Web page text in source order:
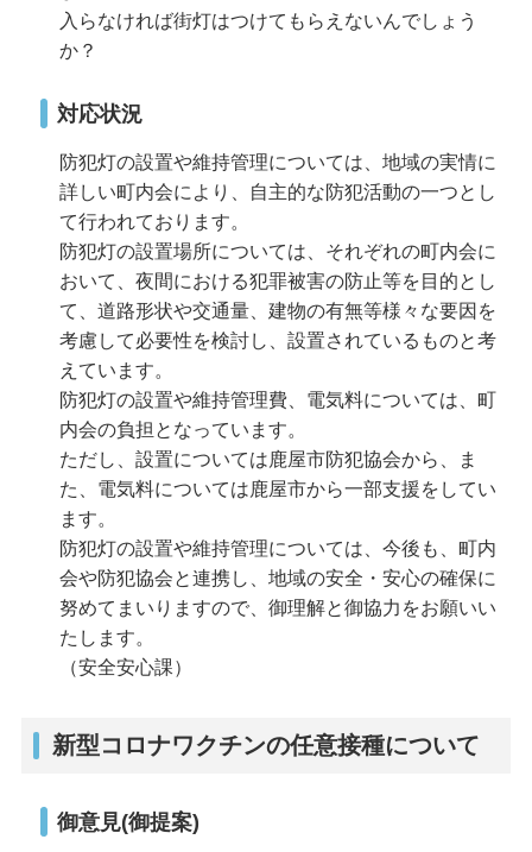
入らなければ街灯はつけてもらえないんでしょう
か？
対応状況
防犯灯の設置や維持管理については、地域の実情に
詳しい町内会により、自主的な防犯活動の一つとし
て行われております。
防犯灯の設置場所については、それぞれの町内会に
おいて、夜間における犯罪被害の防止等を目的とし
て、道路形状や交通量、建物の有無等様々な要因を
考慮して必要性を検討し、設置されているものと考
えています。
防犯灯の設置や維持管理費、電気料については、町
内会の負担となっています。
ただし、設置については鹿屋市防犯協会から、ま
た、電気料については鹿屋市から一部支援をしてい
ます。
防犯灯の設置や維持管理については、今後も、町内
会や防犯協会と連携し、地域の安全・安心の確保に
努めてまいりますので、御理解と御協力をお願いい
たします。
（安全安心課）
新型コロナワクチンの任意接種について
御意見(御提案)